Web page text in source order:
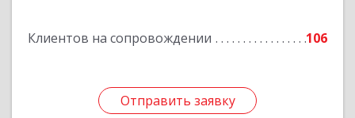
Клиентов на сопровождении 106
Отправить заявку
Подробнее
Отправить заявку